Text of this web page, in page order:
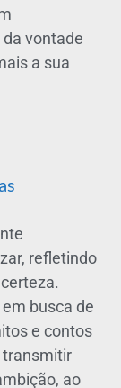
vontade
a sua
refletindo
busca de
e contos
transmitir
ao